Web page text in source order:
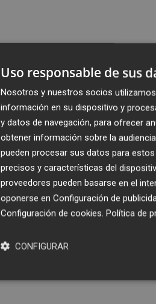
Uso responsable de sus
Nosotros y nuestros socios
información en su dispositivo y
y datos de navegación, para ofrecer
obtener información sobre la
pueden procesar sus datos para
precisos y características del
proveedores pueden basarse en el
oponerse en Configuración de
Configuración de cookies. Política de
CONFIGURAR